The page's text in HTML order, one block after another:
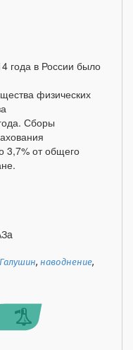
года в России было
физических
Сборы
3,7% от общего
,наводнение,